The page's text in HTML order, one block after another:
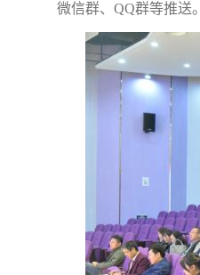
微信群、QQ群等推送。